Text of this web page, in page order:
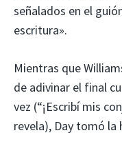
señalados en el
escritura».
Mientras que
de adivinar el final
vez (“¡Escribí mis
revela), Day tomó